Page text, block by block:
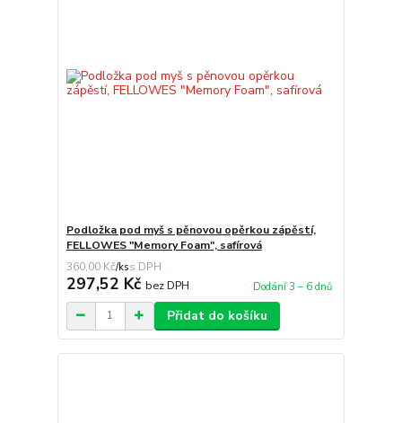
Podložka pod myš s pěnovou opěrkou zápěstí,
FELLOWES "Memory Foam", safírová
360,00 Kč/ks
297,52 Kč bez DPH Dodání 3 – 6 dnů
Přidat do košíku